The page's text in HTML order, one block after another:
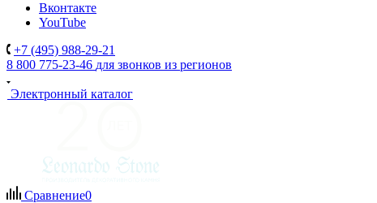
Вконтакте
YouTube
+7 (495) 988-29-21
8 800 775-23-46 для звонков из регионов
Электронный каталог
Сравнение0